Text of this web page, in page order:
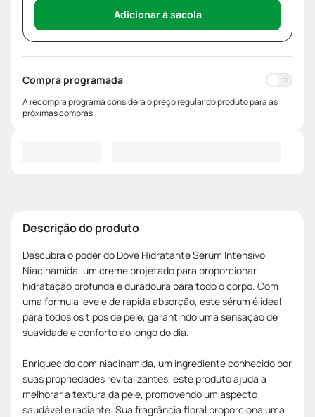
Adicionar à sacola
Compra programada
A recompra programa considera o preço regular do produto para as
próximas compras.
Descrição do produto
Descubra o poder do Dove Hidratante Sérum Intensivo
Niacinamida, um creme projetado para proporcionar
hidratação profunda e duradoura para todo o corpo. Com
uma fórmula leve e de rápida absorção, este sérum é ideal
para todos os tipos de pele, garantindo uma sensação de
suavidade e conforto ao longo do dia.
Enriquecido com niacinamida, um ingrediente conhecido por
suas propriedades revitalizantes, este produto ajuda a
melhorar a textura da pele, promovendo um aspecto
saudável e radiante. Sua fragrância floral proporciona uma